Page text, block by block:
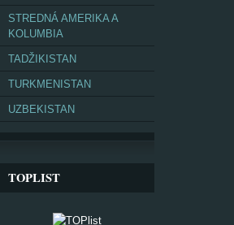
STREDNÁ AMERIKA A
KOLUMBIA
TADŽIKISTAN
TURKMENISTAN
UZBEKISTAN
TOPLIST